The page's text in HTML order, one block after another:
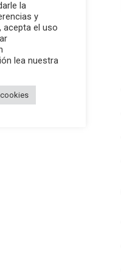
la
y
acepta el uso
lea nuestra